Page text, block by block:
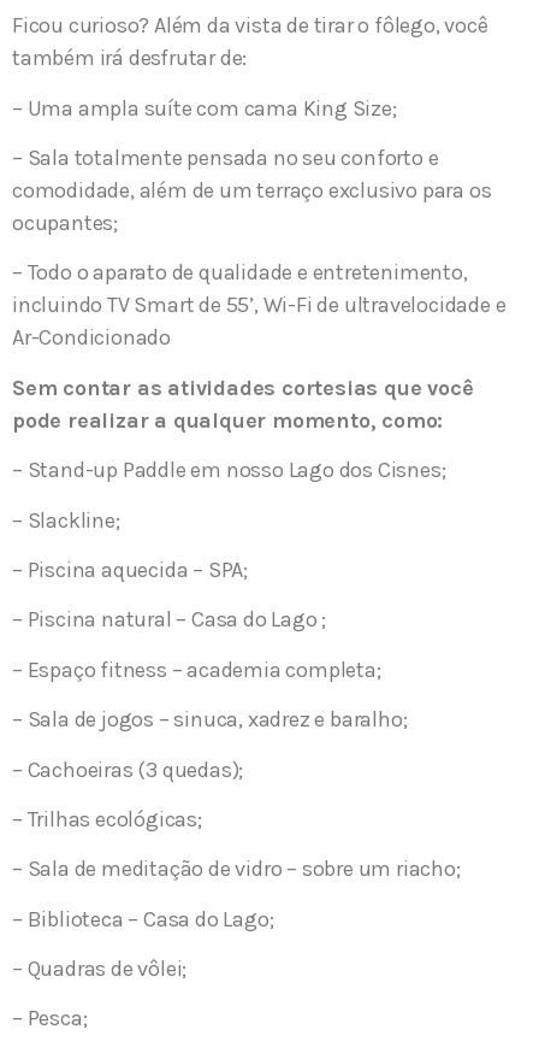
Ficou curioso? Além da vista de tirar o fôlego, você
também irá desfrutar de:
– Uma ampla suíte com cama King Size;
– Sala totalmente pensada no seu conforto e
comodidade, além de um terraço exclusivo para os
ocupantes;
– Todo o aparato de qualidade e entretenimento,
incluindo TV Smart de 55’, Wi-Fi de ultravelocidade e
Ar-Condicionado
Sem contar as atividades cortesias que você
pode realizar a qualquer momento, como:
– Stand-up Paddle em nosso Lago dos Cisnes;
– Slackline;
– Piscina aquecida – SPA;
– Piscina natural – Casa do Lago ;
– Espaço fitness – academia completa;
– Sala de jogos – sinuca, xadrez e baralho;
– Cachoeiras (3 quedas);
– Trilhas ecológicas;
– Sala de meditação de vidro – sobre um riacho;
– Biblioteca – Casa do Lago;
– Quadras de vôlei;
– Pesca;